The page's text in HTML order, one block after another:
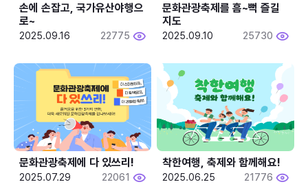
손에 손잡고, 국가유산야행으
로~
2025.09.16 22775
문화관광축제를 흠~뻑 즐길
지도
2025.09.10 25730
문화관광축제에 다 있쓰리!
2025.07.29 22061
착한여행, 축제와 함께해요!
2025.06.25 21776